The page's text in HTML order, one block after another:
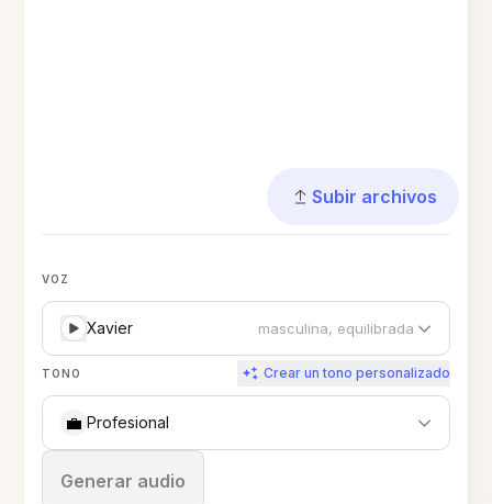
Subir archivos
VOZ
Xavier masculina, equilibrada
TONO Crear un tono personalizado
💼 Profesional
Generar audio
Detener